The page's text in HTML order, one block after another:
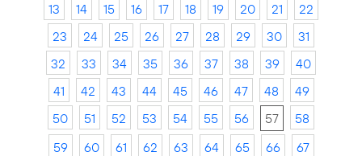
13
14 15 16 17 18 19 20 21
22
23
24 25 26 27 28 29 30
31
32
33 34 35 36 37 38 39
40
41
42 43 44 45 46 47 48
49
50
51 52 53 54 55 56 57
58
59
60 61 62 63 64 65 66
67